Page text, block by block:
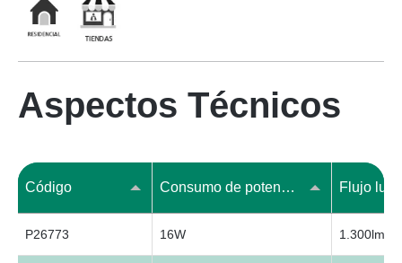
Aspectos Técnicos
Código Consumo de potencia (W) Flujo
P26773 16W 1.300lm